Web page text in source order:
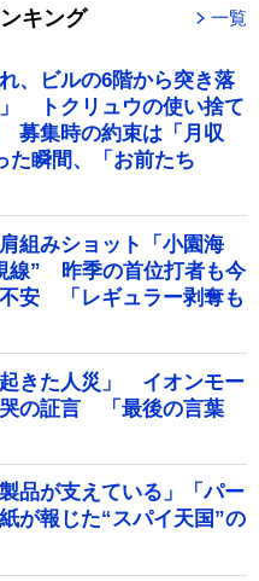
キング 一覧
、ビルの6階から突き落
トクリュウの使い捨て
募集時の約束は「月収
た瞬間、「お前たち
組みショット「小園海
線” 昨季の首位打者も今
安 「レギュラー剥奪も
起きた人災」 イオンモー
の証言 「最後の言葉
品が支えている」「パー
が報じた“スパイ天国”の